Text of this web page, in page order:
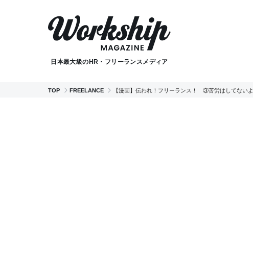
日本最大級のHR・フリーランスメディア
TOP FREELANCE 【漫画】伝われ！フリーランス！ ③苦労はしてないよ